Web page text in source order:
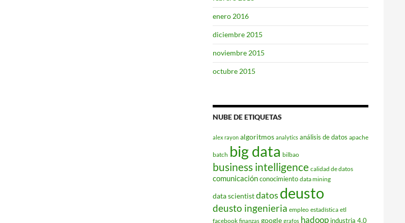
enero 2016
diciembre 2015
noviembre 2015
octubre 2015
NUBE DE ETIQUETAS
alex rayon algoritmos analytics análisis de datos apache
batch big data bilbao
business intelligence calidad de datos
comunicaciónconocimiento data mining
data scientistdatos deusto
deusto ingenieria empleo estadística etl
facebook finanzas google grafos hadoop industria 4.0